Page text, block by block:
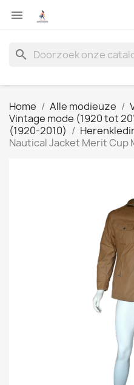

search
Home Alle modieuze
Vintage mode (1920 tot
(1920-2010)
Nautical Jacket Merit Cup